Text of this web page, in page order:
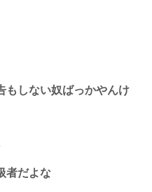
もしない奴ばっかやんけ
者だよな